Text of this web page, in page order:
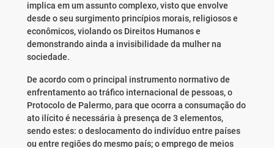
implica em um assunto complexo, visto que envolve
desde o seu surgimento princípios morais, religiosos e
econômicos, violando os Direitos Humanos e
demonstrando ainda a invisibilidade da mulher na
sociedade.
De acordo com o principal instrumento normativo de
enfrentamento ao tráfico internacional de pessoas, o
Protocolo de Palermo, para que ocorra a consumação do
ato ilícito é necessária à presença de 3 elementos,
sendo estes: o deslocamento do indivíduo entre países
ou entre regiões do mesmo país; o emprego de meios